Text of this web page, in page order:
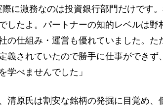
際に激務なのは投資銀行部門だけです
したよ。パートナーの知的レベルは野
の仕組み・運営も優れていました。
義されていたので勝手に仕事ができず
学べませんでした」
清原氏は割安な銘柄の発掘に目覚め、